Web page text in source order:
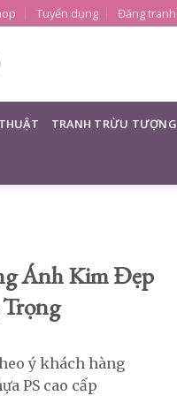
Tuyển dụng Đăng tranh
TRANH TRỪU TƯỢNG
Ánh Kim Đẹp
ý khách hàng
PS cao cấp